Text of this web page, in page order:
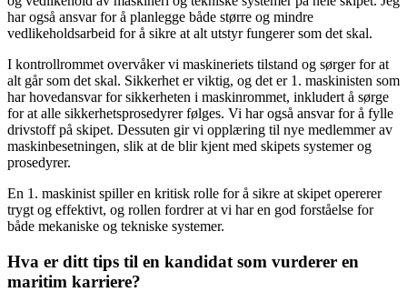
har også ansvar for å planlegge både større og mindre
vedlikeholdsarbeid for å sikre at alt utstyr fungerer som det skal.
I kontrollrommet overvåker vi maskineriets tilstand og sørger for at
alt går som det skal. Sikkerhet er viktig, og det er 1. maskinisten som
har hovedansvar for sikkerheten i maskinrommet, inkludert å sørge
for at alle sikkerhetsprosedyrer følges. Vi har også ansvar for å fylle
drivstoff på skipet. Dessuten gir vi opplæring til nye medlemmer av
maskinbesetningen, slik at de blir kjent med skipets systemer og
prosedyrer.
En 1. maskinist spiller en kritisk rolle for å sikre at skipet opererer
trygt og effektivt, og rollen fordrer at vi har en god forståelse for
både mekaniske og tekniske systemer.
Hva er ditt tips til en kandidat som vurderer en
maritim karriere?